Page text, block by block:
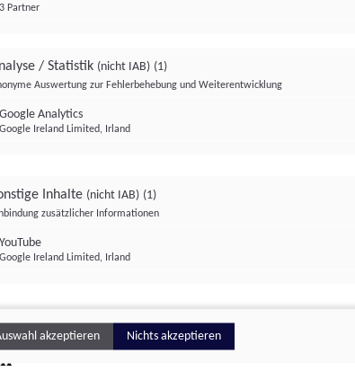
professionell
3 Partner
/ Statistik (nicht IAB) (1)
Auswertung zur Fehlerbehebung und Weiterentwicklung
Google Analytics
Google Ireland Limited, Irland
Inhalte (nicht IAB) (1)
zusätzlicher Informationen
YouTube
Google Ireland Limited, Irland
akzeptieren Nichts akzeptieren